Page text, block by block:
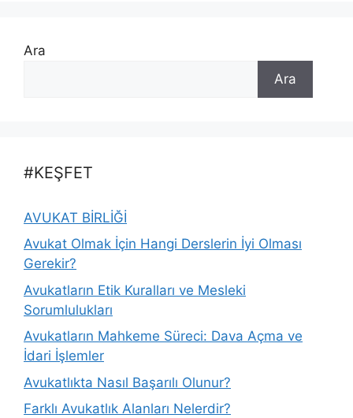
Ara
Ara
#KEŞFET
AVUKAT BİRLİĞİ
Avukat Olmak İçin Hangi Derslerin İyi Olması
Gerekir?
Avukatların Etik Kuralları ve Mesleki
Sorumlulukları
Avukatların Mahkeme Süreci: Dava Açma ve
İdari İşlemler
Avukatlıkta Nasıl Başarılı Olunur?
Farklı Avukatlık Alanları Nelerdir?